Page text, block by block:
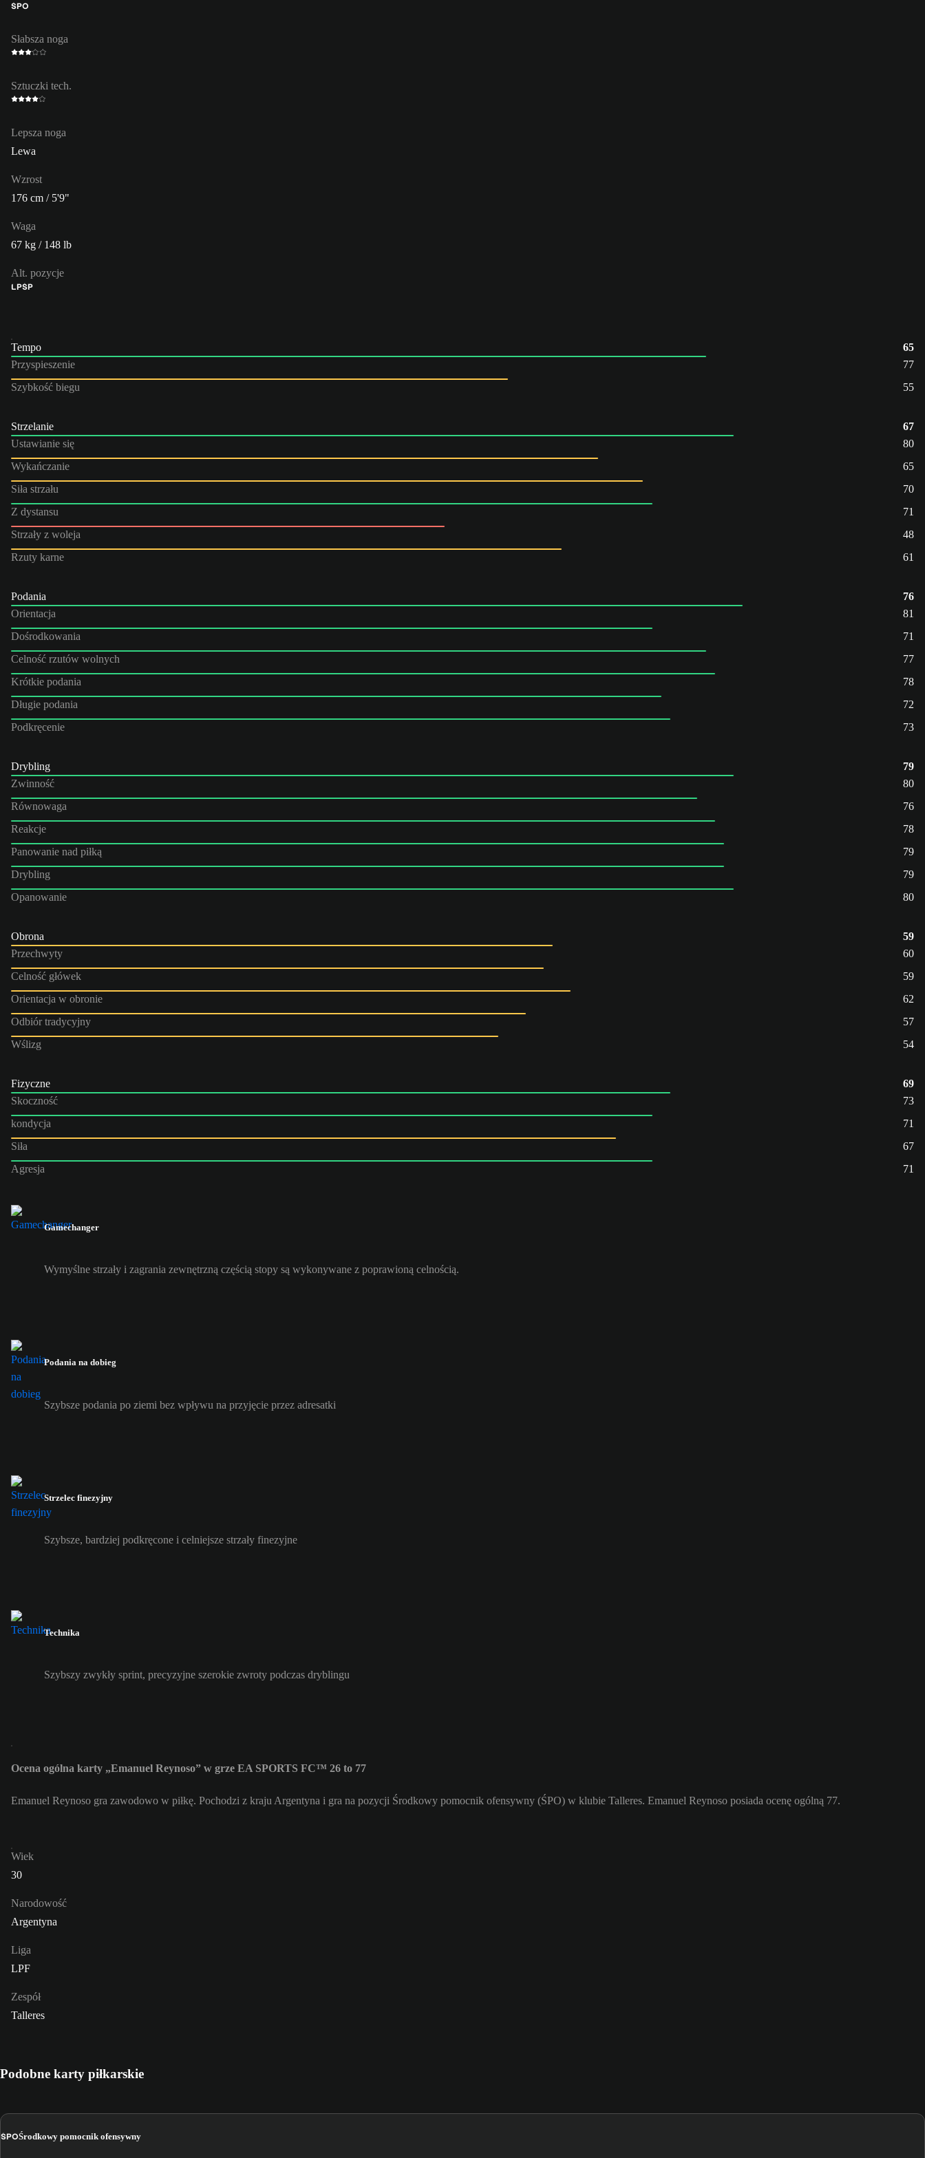
ŚPO
Słabsza noga
Sztuczki tech.
Lepsza noga
Lewa
Wzrost
176 cm / 5'9"
Waga
67 kg / 148 lb
Alt. pozycje
LPŚP
Tempo
65
Przyspieszenie
77
Szybkość biegu
55
Strzelanie
67
Ustawianie się
80
Wykańczanie
65
Siła strzału
70
Z dystansu
71
Strzały z woleja
48
Rzuty karne
61
Podania
76
Orientacja
81
Dośrodkowania
71
Celność rzutów wolnych
77
Krótkie podania
78
Długie podania
72
Podkręcenie
73
Drybling
79
Zwinność
80
Równowaga
76
Reakcje
78
Panowanie nad piłką
79
Drybling
79
Opanowanie
80
Obrona
59
Przechwyty
60
Celność główek
59
Orientacja w obronie
62
Odbiór tradycyjny
57
Wślizg
54
Fizyczne
69
Skoczność
73
kondycja
71
Siła
67
Agresja
71
Gamechanger
Wymyślne strzały i zagrania zewnętrzną częścią stopy są wykonywane z poprawioną celnością.
Podania na dobieg
Szybsze podania po ziemi bez wpływu na przyjęcie przez adresatki
Strzelec finezyjny
Szybsze, bardziej podkręcone i celniejsze strzały finezyjne
Technika
Szybszy zwykły sprint, precyzyjne szerokie zwroty podczas dryblingu
Ocena ogólna karty „Emanuel Reynoso” w grze EA SPORTS FC™ 26 to 77
Emanuel Reynoso gra zawodowo w piłkę. Pochodzi z kraju Argentyna i gra na pozycji Środkowy pomocnik ofensywny (ŚPO) w klubie Talleres. Emanuel Reynoso posiada ocenę ogólną 77.
Wiek
30
Narodowość
Argentyna
Liga
LPF
Zespół
Talleres
Podobne karty piłkarskie
ŚPOŚrodkowy pomocnik ofensywny